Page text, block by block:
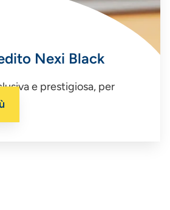
Nexi Black
e prestigiosa, per